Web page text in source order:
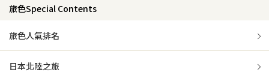
旅色Special Contents
旅色人氣排名
日本北陸之旅